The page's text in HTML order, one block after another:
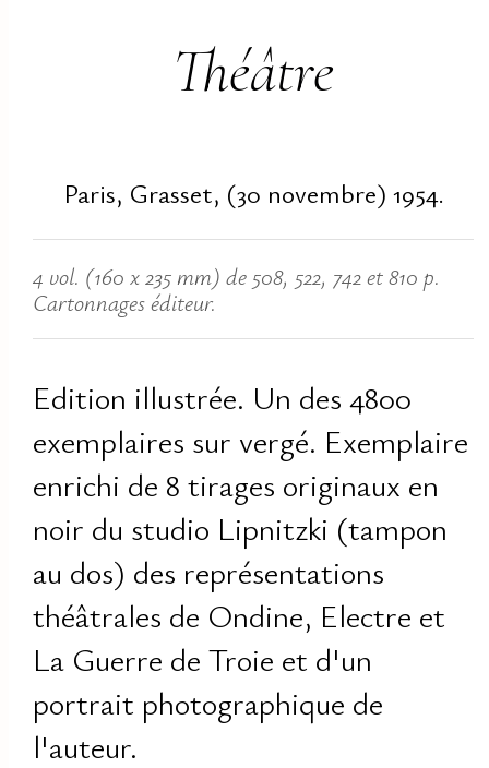
Théâtre
Paris, Grasset, (30 novembre) 1954.
4 vol. (160 x 235 mm) de 508, 522, 742 et 810 p.
Cartonnages éditeur.
Edition illustrée. Un des 4800
exemplaires sur vergé. Exemplaire
enrichi de 8 tirages originaux en
noir du studio Lipnitzki (tampon
au dos) des représentations
théâtrales de Ondine, Electre et
La Guerre de Troie et d'un
portrait photographique de
l'auteur.